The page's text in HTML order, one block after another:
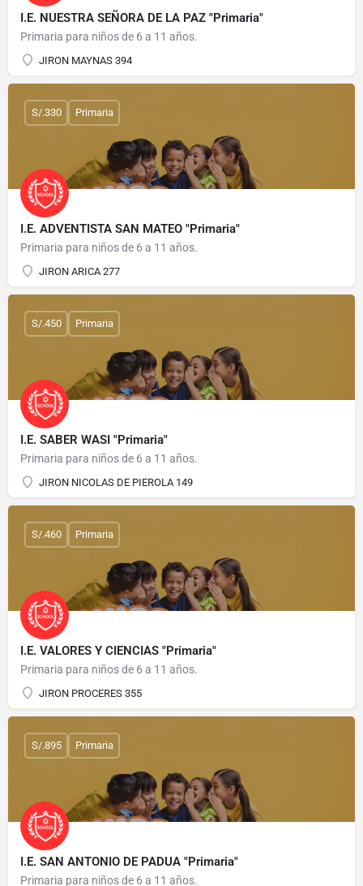
I.E. NUESTRA SEÑORA DE LA PAZ "Primaria"
Primaria para niños de 6 a 11 años.
JIRON MAYNAS 394
I.E. ADVENTISTA SAN MATEO "Primaria"
Primaria para niños de 6 a 11 años.
JIRON ARICA 277
S/.330 Primaria
I.E. SABER WASI "Primaria"
Primaria para niños de 6 a 11 años.
JIRON NICOLAS DE PIEROLA 149
S/.450 Primaria
I.E. VALORES Y CIENCIAS "Primaria"
Primaria para niños de 6 a 11 años.
JIRON PROCERES 355
S/.460 Primaria
I.E. SAN ANTONIO DE PADUA "Primaria"
Primaria para niños de 6 a 11 años.
S/.895 Primaria